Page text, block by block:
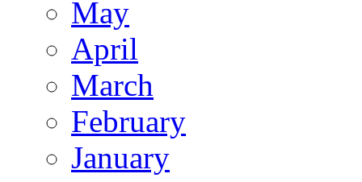
May
April
March
February
January